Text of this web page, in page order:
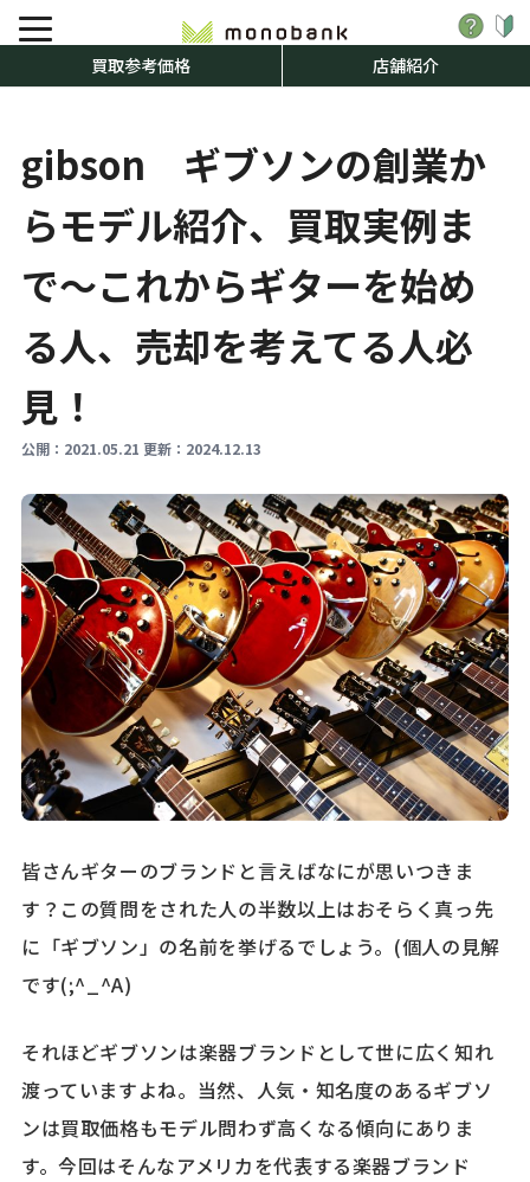
買取参考価格 店舗紹介
gibson ギブソンの創業か
らモデル紹介、買取実例ま
で～これからギターを始め
る人、売却を考えてる人必
見！
公開： 2021.05.21 更新： 2024.12.13
皆さんギターのブランドと言えばなにが思いつきま
す？この質問をされた人の半数以上はおそらく真っ先
に「ギブソン」の名前を挙げるでしょう。(個人の見解
です(;^_^A)
それほどギブソンは楽器ブランドとして世に広く知れ
渡っていますよね。当然、人気・知名度のあるギブソ
ンは買取価格もモデル問わず高くなる傾向にありま
す。今回はそんなアメリカを代表する楽器ブランド